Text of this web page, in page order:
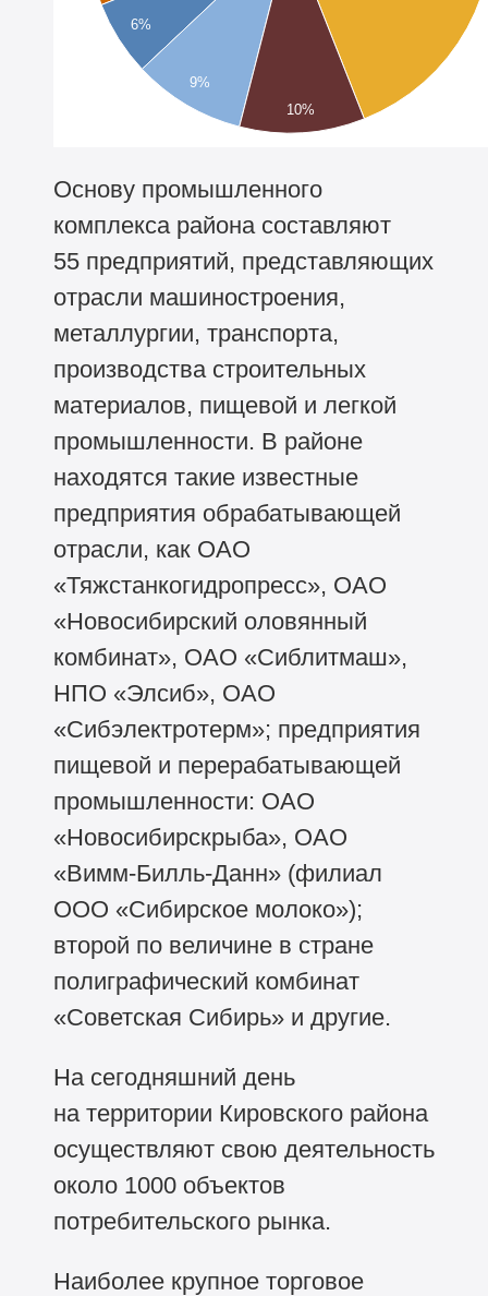
6%
9%
10%
Основу промышленного
комплекса района составляют
55 предприятий, представляющих
отрасли машиностроения,
металлургии, транспорта,
производства строительных
материалов, пищевой и легкой
промышленности. В районе
находятся такие известные
предприятия обрабатывающей
отрасли, как ОАО
«Тяжстанкогидропресс», ОАО
«Новосибирский оловянный
комбинат», ОАО «Сиблитмаш»,
НПО «Элсиб», ОАО
«Сибэлектротерм»; предприятия
пищевой и перерабатывающей
промышленности: ОАО
«Новосибирскрыба», ОАО
«Вимм-Билль-Данн» (филиал
ООО «Сибирское молоко»);
второй по величине в стране
полиграфический комбинат
«Советская Сибирь» и другие.
На сегодняшний день
на территории Кировского района
осуществляют свою деятельность
около 1000 объектов
потребительского рынка.
Наиболее крупное торговое